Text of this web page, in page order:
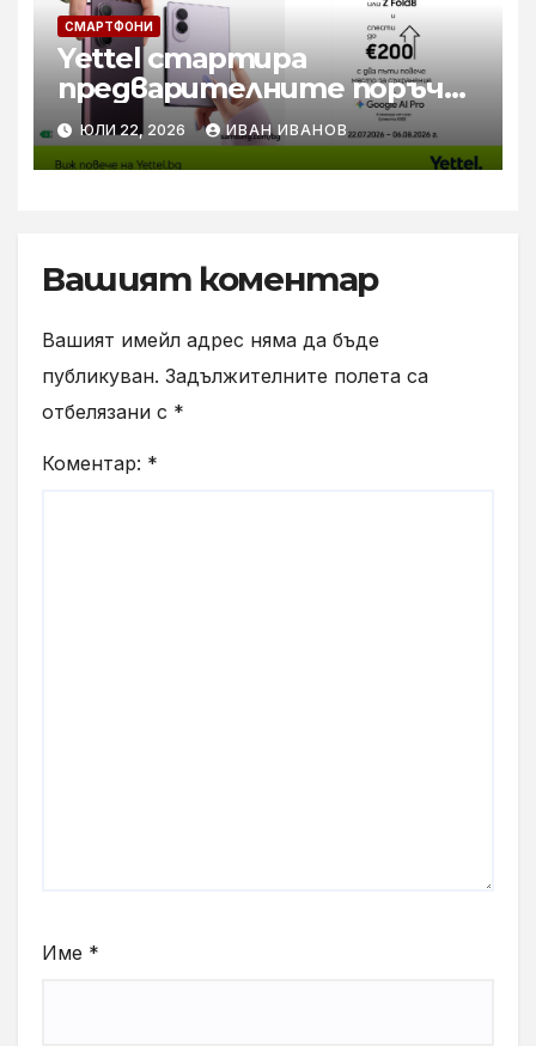
СМАРТФОНИ
Yettel стартира
предварителните поръчки
за новите Samsung Galaxy Z
Flip8, Fold8 и Fold8 Ultra
ЮЛИ 22, 2026 ИВАН ИВАНОВ
Вашият коментар
Вашият имейл адрес няма да бъде
публикуван. Задължителните полета са
отбелязани с *
Коментар: *
Име *